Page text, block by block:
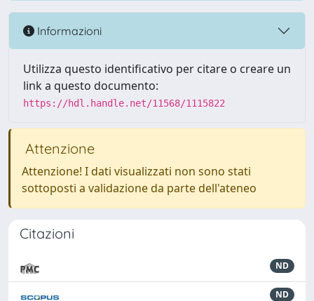
Informazioni
Utilizza questo identificativo per citare o creare un
link a questo documento:
https://hdl.handle.net/11568/1115822
Attenzione
Attenzione! I dati visualizzati non sono stati
sottoposti a validazione da parte dell'ateneo
Citazioni
ND
ND